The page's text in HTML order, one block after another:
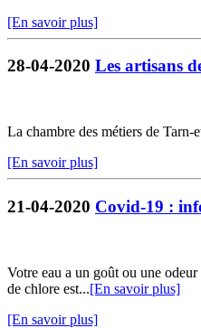
[En savoir plus]
28-04-2020 Les artisans
La chambre des métiers de Tarn-
[En savoir plus]
21-04-2020 Covid-19 :
Votre eau a un goût ou une
de chlore est...[En savoir plus]
[En savoir plus]